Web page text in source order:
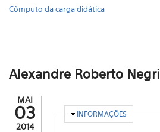
Cômputo da carga didática
Alexandre Roberto Negri
MAI
03
2014
OCULTAR
INFORMAÇÕES